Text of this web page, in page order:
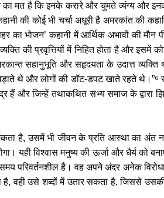
मत है कि इनके करारे और चुमते व्यंग्य और
की कोई भी चर्चा अधूरी है अमरकांत की
भोजन’ कहानी में आर्थिक अभावों की मौन
की प्रवृत्तियों में निहित होता है और इसमें
सहानुभूति और सहृदयता के उदात्त
थे और लोगों की डॉट-डपट खाते रहते थे।”⁶
और जिन्हें तथाकथित सभ्य समाज के द्वारा
है, उसमें भी जीवन के प्रति आस्था का अंत
विश्वास मनुष्य की ऊर्जा और धैर्य को
है। वह अपने अंदर अनेक
वही उसे शब्दों में उतार सकता है, जिससे